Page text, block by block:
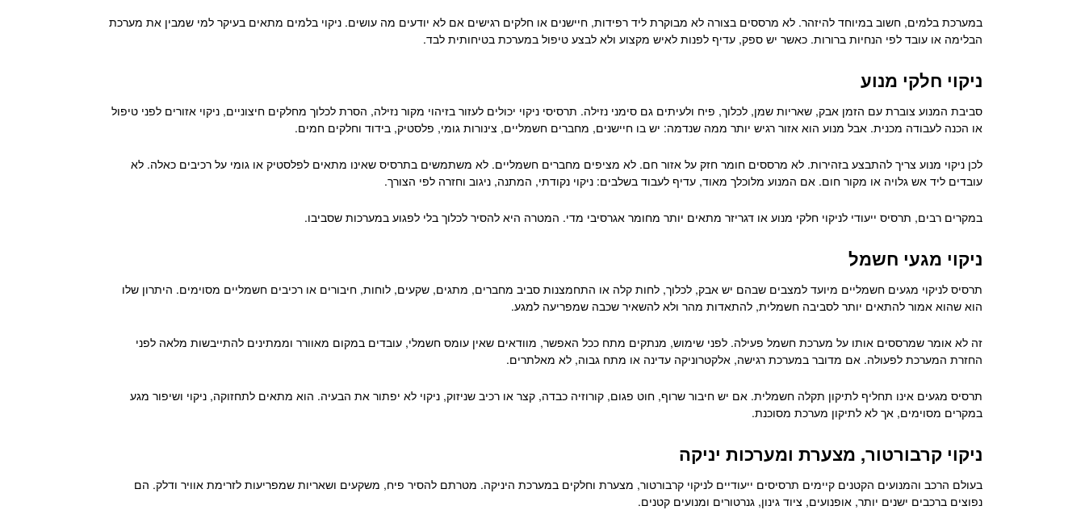
במערכת בלמים, חשוב במיוחד להיזהר. לא מרססים בצורה לא מבוקרת ליד רפידות, חיישנים או חלקים רגישים אם לא יודעים מה עושים. ניקוי בלמים מתאים בעיקר למי שמבין את מערכת
הבלימה או עובד לפי הנחיות ברורות. כאשר יש ספק, עדיף לפנות לאיש מקצוע ולא לבצע טיפול במערכת בטיחותית לבד.
ניקוי חלקי מנוע
סביבת המנוע צוברת עם הזמן אבק, שאריות שמן, לכלוך, פיח ולעיתים גם סימני נזילה. תרסיסי ניקוי יכולים לעזור בזיהוי מקור נזילה, הסרת לכלוך מחלקים חיצוניים, ניקוי אזורים לפני טיפול
או הכנה לעבודה מכנית. אבל מנוע הוא אזור רגיש יותר ממה שנדמה: יש בו חיישנים, מחברים חשמליים, צינורות גומי, פלסטיק, בידוד וחלקים חמים.
לכן ניקוי מנוע צריך להתבצע בזהירות. לא מרססים חומר חזק על אזור חם. לא מציפים מחברים חשמליים. לא משתמשים בתרסיס שאינו מתאים לפלסטיק או גומי על רכיבים כאלה. לא
עובדים ליד אש גלויה או מקור חום. אם המנוע מלוכלך מאוד, עדיף לעבוד בשלבים: ניקוי נקודתי, המתנה, ניגוב וחזרה לפי הצורך.
במקרים רבים, תרסיס ייעודי לניקוי חלקי מנוע או דגריזר מתאים יותר מחומר אגרסיבי מדי. המטרה היא להסיר לכלוך בלי לפגוע במערכות שסביבו.
ניקוי מגעי חשמל
תרסיס לניקוי מגעים חשמליים מיועד למצבים שבהם יש אבק, לכלוך, לחות קלה או התחמצנות סביב מחברים, מתגים, שקעים, לוחות, חיבורים או רכיבים חשמליים מסוימים. היתרון שלו
הוא שהוא אמור להתאים יותר לסביבה חשמלית, להתאדות מהר ולא להשאיר שכבה שמפריעה למגע.
זה לא אומר שמרססים אותו על מערכת חשמל פעילה. לפני שימוש, מנתקים מתח ככל האפשר, מוודאים שאין עומס חשמלי, עובדים במקום מאוורר וממתינים להתייבשות מלאה לפני
החזרת המערכת לפעולה. אם מדובר במערכת רגישה, אלקטרוניקה עדינה או מתח גבוה, לא מאלתרים.
תרסיס מגעים אינו תחליף לתיקון תקלה חשמלית. אם יש חיבור שרוף, חוט פגום, קורוזיה כבדה, קצר או רכיב שניזוק, ניקוי לא יפתור את הבעיה. הוא מתאים לתחזוקה, ניקוי ושיפור מגע
במקרים מסוימים, אך לא לתיקון מערכת מסוכנת.
ניקוי קרבורטור, מצערת ומערכות יניקה
בעולם הרכב והמנועים הקטנים קיימים תרסיסים ייעודיים לניקוי קרבורטור, מצערת וחלקים במערכת היניקה. מטרתם להסיר פיח, משקעים ושאריות שמפריעות לזרימת אוויר ודלק. הם
נפוצים ברכבים ישנים יותר, אופנועים, ציוד גינון, גנרטורים ומנועים קטנים.